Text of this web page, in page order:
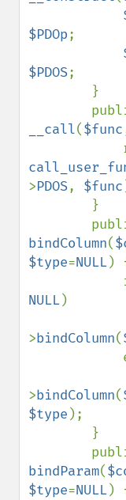
$PDOp;
$PDOS;
__call($func
>PDOS, $func
bindColumn(
$type=NULL)
NULL)
>bindColumn(
>bindColumn(
$type );
bindParam(
$type=NULL)